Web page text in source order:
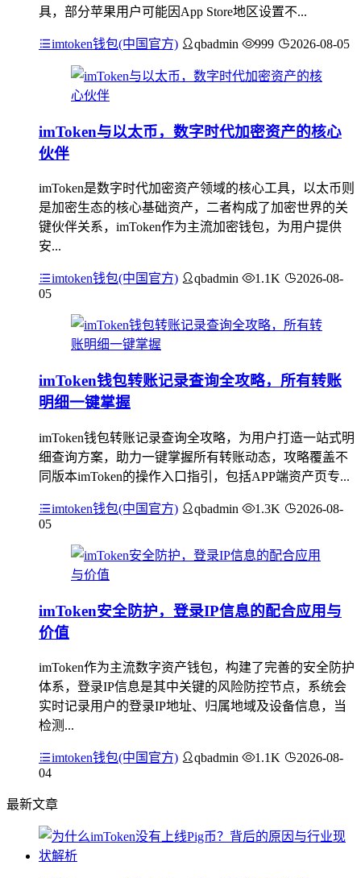
具，部分苹果用户可能因App Store地区设置不...
imtoken钱包(中国官方) qbadmin 999 2026-08-05
imToken与以太币，数字时代加密资产的核心
伙伴
imToken是数字时代加密资产领域的核心工具，以太币则
是加密生态的核心基础资产，二者构成了加密世界的关
键伙伴关系，imToken作为主流加密钱包，为用户提供
安...
imtoken钱包(中国官方) qbadmin 1.1K
2026-08-
05
imToken钱包转账记录查询全攻略，所有转账
明细一键掌握
imToken钱包转账记录查询全攻略，为用户打造一站式明
细查询方案，助力一键掌握所有转账动态，攻略覆盖不
同版本imToken的操作入口指引，包括APP端资产页专...
imtoken钱包(中国官方) qbadmin 1.3K
2026-08-
05
imToken安全防护，登录IP信息的配合应用与
价值
imToken作为主流数字资产钱包，构建了完善的安全防护
体系，登录IP信息是其中关键的风险防控节点，系统会
实时记录用户的登录IP地址、归属地域及设备信息，当
检测...
imtoken钱包(中国官方) qbadmin 1.1K
2026-08-
04
最新文章